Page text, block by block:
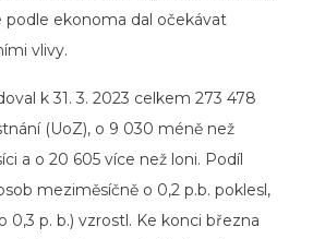
podle ekonoma dal očekávat
vlivy.
k 31. 3. 2023 celkem 273 478
(UoZ), o 9 030 méně než
a o 20 605 více než loni. Podíl
meziměsíčně o 0,2 p.b. poklesl,
0,3 p. b.) vzrostl. Ke konci března